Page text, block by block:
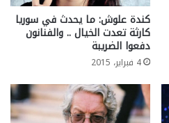
كندة علوش: ما يحدث في سوريا
كارثة تعدت الخيال .. والفنانون
دفعوا الضريبة
4 فبراير، 2015